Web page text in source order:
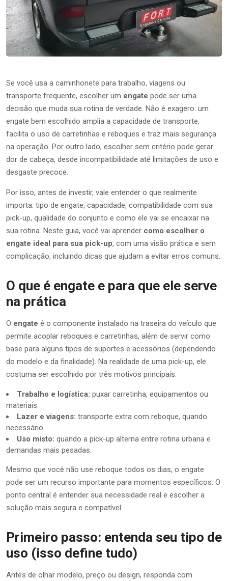
Se você usa a caminhonete para trabalho, viagens ou
transporte frequente, escolher um engate pode ser uma
decisão que muda sua rotina de verdade. Não é exagero: um
engate bem escolhido amplia a capacidade de transporte,
facilita o uso de carretinhas e reboques e traz mais segurança
na operação. Por outro lado, escolher sem critério pode gerar
dor de cabeça, desde incompatibilidade até limitações de uso e
desgaste precoce.
Por isso, antes de investir, vale entender o que realmente
importa: tipo de engate, capacidade, compatibilidade com sua
pick-up, qualidade do conjunto e como ele vai se encaixar na
sua rotina. Neste guia, você vai aprender como escolher o
engate ideal para sua pick-up, com uma visão prática e sem
complicação, incluindo dicas que ajudam a evitar erros comuns.
O que é engate e para que ele serve
na prática
O engate é o componente instalado na traseira do veículo que
permite acoplar reboques e carretinhas, além de servir como
base para alguns tipos de suportes e acessórios (dependendo
do modelo e da finalidade). Na realidade de uma pick-up, ele
costuma ser escolhido por três motivos principais:
Trabalho e logística: puxar carretinha, equipamentos ou
materiais.
Lazer e viagens: transporte extra com reboque, quando
necessário.
Uso misto: quando a pick-up alterna entre rotina urbana e
demandas mais pesadas.
Mesmo que você não use reboque todos os dias, o engate
pode ser um recurso importante para momentos específicos. O
ponto central é entender sua necessidade real e escolher a
solução mais segura e compatível.
Primeiro passo: entenda seu tipo de
uso (isso define tudo)
Antes de olhar modelo, preço ou design, responda com